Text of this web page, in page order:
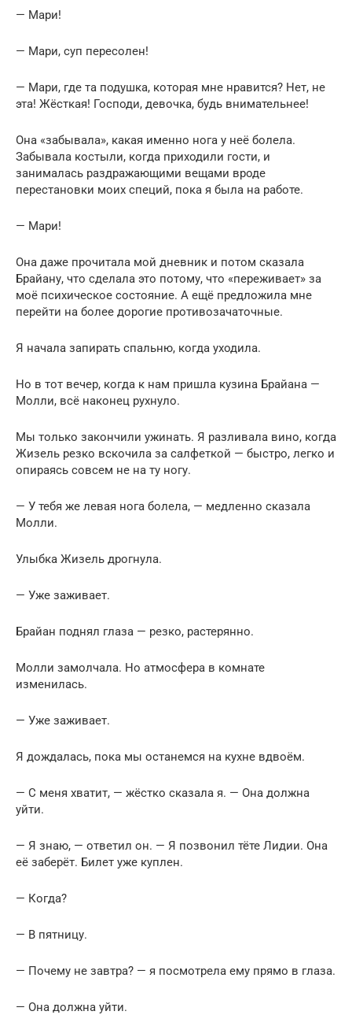
— Мари!
— Мари, суп пересолен!
— Мари, где та подушка, которая мне нравится? Нет, не
эта! Жёсткая! Господи, девочка, будь внимательнее!
Она «забывала», какая именно нога у неё болела.
Забывала костыли, когда приходили гости, и
занималась раздражающими вещами вроде
перестановки моих специй, пока я была на работе.
— Мари!
Она даже прочитала мой дневник и потом сказала
Брайану, что сделала это потому, что «переживает» за
моё психическое состояние. А ещё предложила мне
перейти на более дорогие противозачаточные.
Я начала запирать спальню, когда уходила.
Но в тот вечер, когда к нам пришла кузина Брайана —
Молли, всё наконец рухнуло.
Мы только закончили ужинать. Я разливала вино, когда
Жизель резко вскочила за салфеткой — быстро, легко и
опираясь совсем не на ту ногу.
— У тебя же левая нога болела, — медленно сказала
Молли.
Улыбка Жизель дрогнула.
— Уже заживает.
Брайан поднял глаза — резко, растерянно.
Молли замолчала. Но атмосфера в комнате
изменилась.
— Уже заживает.
Я дождалась, пока мы останемся на кухне вдвоём.
— С меня хватит, — жёстко сказала я. — Она должна
уйти.
— Я знаю, — ответил он. — Я позвонил тёте Лидии. Она
её заберёт. Билет уже куплен.
— Когда?
— В пятницу.
— Почему не завтра? — я посмотрела ему прямо в глаза.
— Она должна уйти.